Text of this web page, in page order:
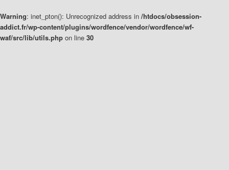
Warning: inet_pton(): Unrecognized address in /htdocs/obsession-
addict.fr/wp-content/plugins/wordfence/vendor/wordfence/wf-
waf/src/lib/utils.php on line 30